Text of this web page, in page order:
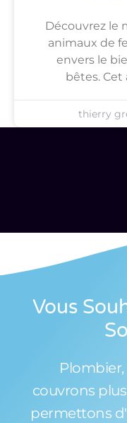
Découvrez le
animaux de
envers le
bêtes.
thierry
Vous
Plombier,
couvrons
permettons